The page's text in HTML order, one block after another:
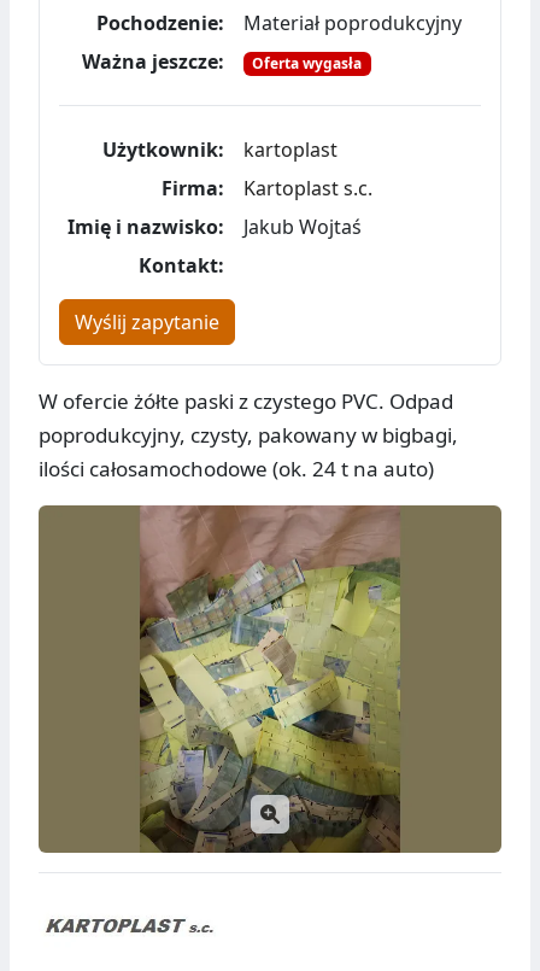
Pochodzenie:
Materiał poprodukcyjny
Ważna jeszcze:
Oferta wygasła
Użytkownik:
kartoplast
Firma:
Kartoplast s.c.
Imię i nazwisko:
Jakub Wojtaś
Kontakt:
Wyślij zapytanie
W ofercie żółte paski z czystego PVC. Odpad
poprodukcyjny, czysty, pakowany w bigbagi,
ilości całosamochodowe (ok. 24 t na auto)